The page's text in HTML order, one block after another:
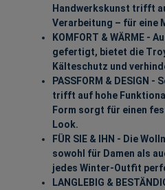
Handwerkskunst trifft
Verarbeitung – für eine
KOMFORT & WÄRME -
gefertigt, bietet die
Kälteschutz und
PASSFORM & DESIGN
trifft auf hohe
Form sorgt für einen
Look.
FÜR SIE & IHN - Die
sowohl für Damen als
jedes Winter-Outfit
LANGLEBIG &